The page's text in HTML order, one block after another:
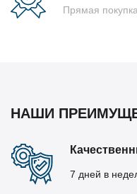
Прямая
НАШИ
7 дней в